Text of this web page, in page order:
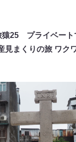
猿25 プライベー
見まくりの旅 ワク